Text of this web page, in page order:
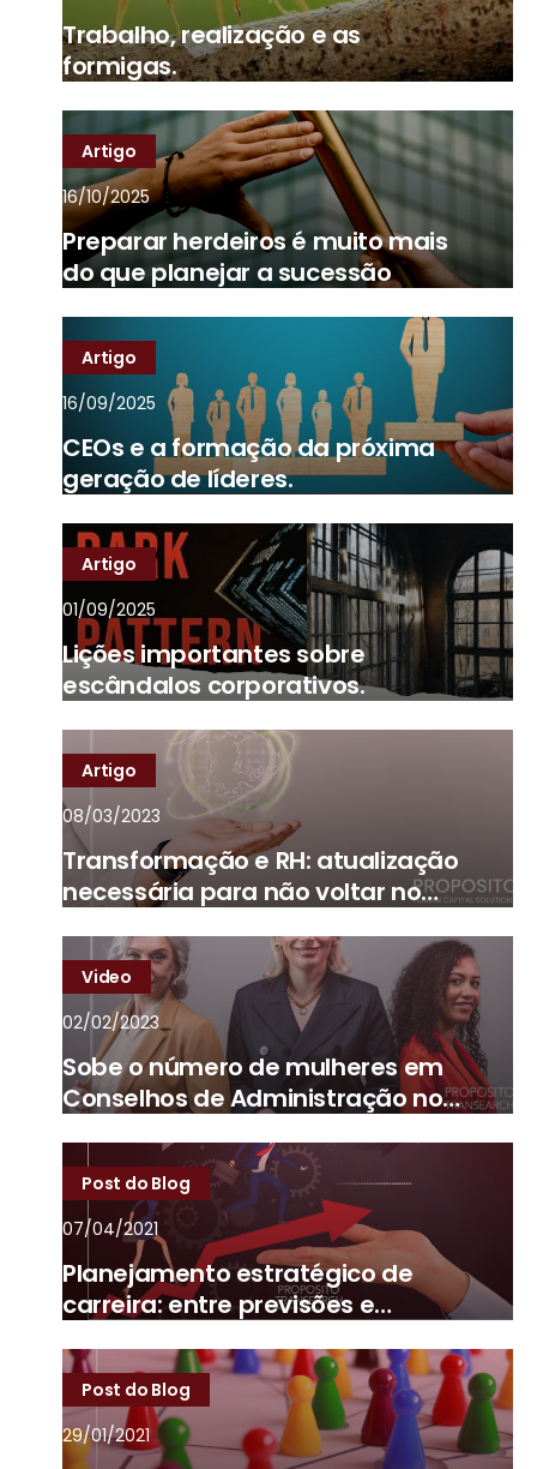
Trabalho, realização e as
formigas.
Artigo
16/10/2025
Preparar herdeiros é muito mais
do que planejar a sucessão
Artigo
16/09/2025
CEOs e a formação da próxima
geração de líderes.
Artigo
01/09/2025
Lições importantes sobre
escândalos corporativos.
Artigo
08/03/2023
Transformação e RH: atualização
necessária para não voltar no
Video
02/02/2023
Sobe o número de mulheres em
Conselhos de Administração no
Post do Blog
07/04/2021
Planejamento estratégico de
carreira: entre previsões e
Post do Blog
29/01/2021